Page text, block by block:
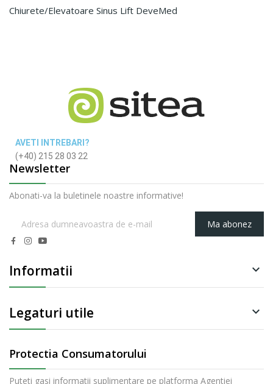
Chiurete/Elevatoare Sinus Lift DeveMed
AVETI INTREBARI?
(+40) 215 28 03 22
Newsletter
Abonati-va la buletinele noastre informative!
Ma abonez
Informatii 
Legaturi utile 
Protectia Consumatorului
Puteti gasi informatii suplimentare pe platforma Agentiei